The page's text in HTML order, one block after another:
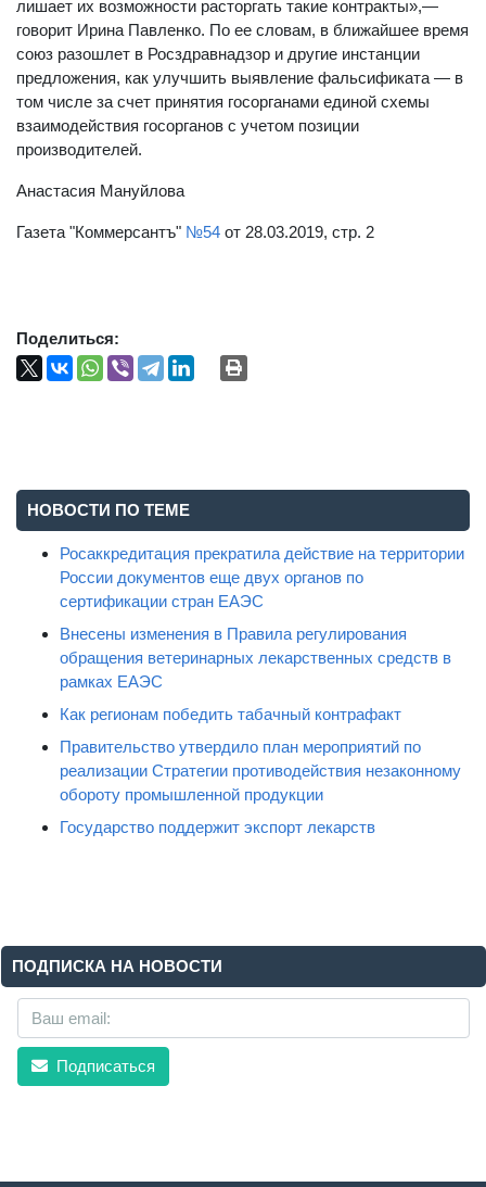
лишает их возможности расторгать такие контракты»,—
говорит Ирина Павленко. По ее словам, в ближайшее время
союз разошлет в Росздравнадзор и другие инстанции
предложения, как улучшить выявление фальсификата — в
том числе за счет принятия госорганами единой схемы
взаимодействия госорганов с учетом позиции
производителей.
Анастасия Мануйлова
Газета "Коммерсантъ" №54 от 28.03.2019, стр. 2
Поделиться:
НОВОСТИ ПО ТЕМЕ
Росаккредитация прекратила действие на территории
России документов еще двух органов по
сертификации стран ЕАЭС
Внесены изменения в Правила регулирования
обращения ветеринарных лекарственных средств в
рамках ЕАЭС
Как регионам победить табачный контрафакт
Правительство утвердило план мероприятий по
реализации Стратегии противодействия незаконному
обороту промышленной продукции
Государство поддержит экспорт лекарств
ПОДПИСКА НА НОВОСТИ
Подписаться